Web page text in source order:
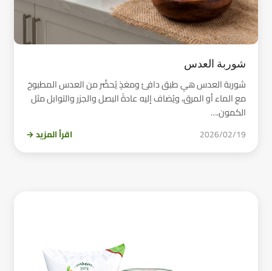
شوربة العدس
شوربة العدس هي طبق دافئ ومغذٍ يُحضَّر من العدس المطبوخ
مع الماء أو المرق، ويُضاف إليه عادةً البصل والجزر والتوابل مثل
الكمون.…
2026/02/19 اقرأ المزيد →